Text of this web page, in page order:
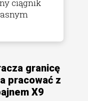
ciągnik
granicę
pracować z
X9